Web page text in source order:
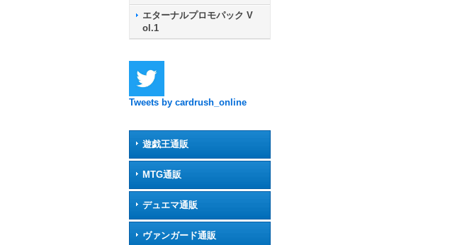
エターナルプロモパック V
ol.1
Tweets by cardrush_online
遊戯王通販
MTG通販
デュエマ通販
ヴァンガード通販